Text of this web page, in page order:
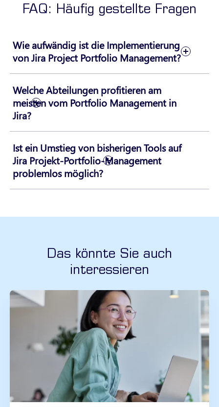
FAQ: Häufig gestellte Fragen
Wie aufwändig ist die Implementierung
von Jira Project Portfolio Management?
Welche Abteilungen profitieren am
meisten vom Portfolio Management in
Jira?
Ist ein Umstieg von bisherigen Tools auf
Jira Projekt-Portfolio-Management
problemlos möglich?
Das könnte Sie auch
interessieren